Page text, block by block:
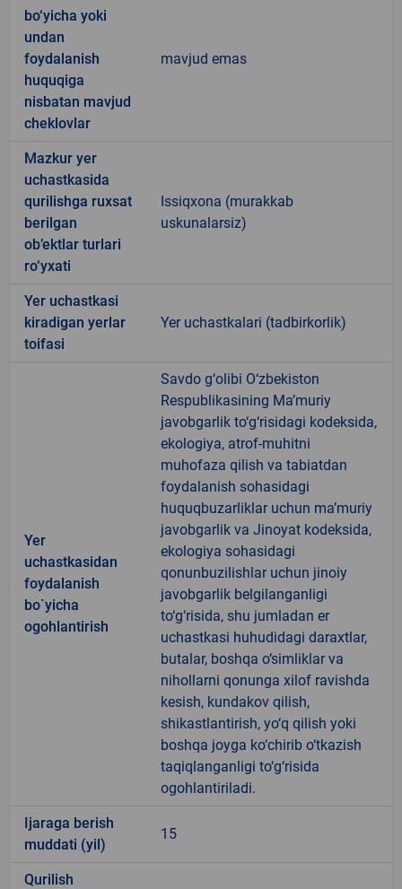
bo‘yicha yoki
undan
foydalanish
huquqiga
nisbatan mavjud
cheklovlar
mavjud emas
Mazkur yer
uchastkasida
qurilishga ruxsat
berilgan
ob’ektlar turlari
ro‘yxati
Issiqxona (murakkab
uskunalarsiz)
Yer uchastkasi
kiradigan yerlar
toifasi
Yer uchastkalari (tadbirkorlik)
Yer
uchastkasidan
foydalanish
bo`yicha
ogohlantirish
Savdo g‘olibi O‘zbekiston
Respublikasining Ma’muriy
javobgarlik to‘g‘risidagi kodeksida,
ekologiya, atrof-muhitni
muhofaza qilish va tabiatdan
foydalanish sohasidagi
huquqbuzarliklar uchun ma’muriy
javobgarlik va Jinoyat kodeksida,
ekologiya sohasidagi
qonunbuzilishlar uchun jinoiy
javobgarlik belgilanganligi
to‘g‘risida, shu jumladan er
uchastkasi huhudidagi daraxtlar,
butalar, boshqa o‘simliklar va
nihollarni qonunga xilof ravishda
kesish, kundakov qilish,
shikastlantirish, yo‘q qilish yoki
boshqa joyga ko‘chirib o‘tkazish
taqiqlanganligi to‘g‘risida
ogohlantiriladi.
Ijaraga berish
muddati (yil)
15
Qurilish